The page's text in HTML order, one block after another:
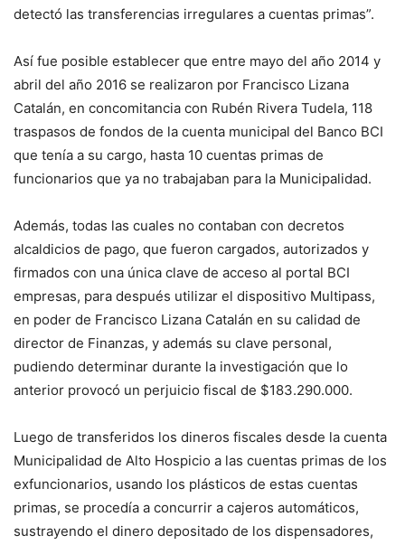
detectó las transferencias irregulares a cuentas primas”.
Así fue posible establecer que entre mayo del año 2014 y
abril del año 2016 se realizaron por Francisco Lizana
Catalán, en concomitancia con Rubén Rivera Tudela, 118
traspasos de fondos de la cuenta municipal del Banco BCI
que tenía a su cargo, hasta 10 cuentas primas de
funcionarios que ya no trabajaban para la Municipalidad.
Además, todas las cuales no contaban con decretos
alcaldicios de pago, que fueron cargados, autorizados y
firmados con una única clave de acceso al portal BCI
empresas, para después utilizar el dispositivo Multipass,
en poder de Francisco Lizana Catalán en su calidad de
director de Finanzas, y además su clave personal,
pudiendo determinar durante la investigación que lo
anterior provocó un perjuicio fiscal de $183.290.000.
Luego de transferidos los dineros fiscales desde la cuenta
Municipalidad de Alto Hospicio a las cuentas primas de los
exfuncionarios, usando los plásticos de estas cuentas
primas, se procedía a concurrir a cajeros automáticos,
sustrayendo el dinero depositado de los dispensadores,